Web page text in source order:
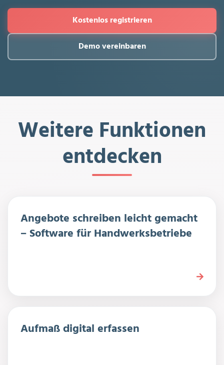
Kostenlos registrieren
Demo vereinbaren
Weitere Funktionen
entdecken
Angebote schreiben leicht gemacht
– Software für Handwerksbetriebe
Aufmaß digital erfassen